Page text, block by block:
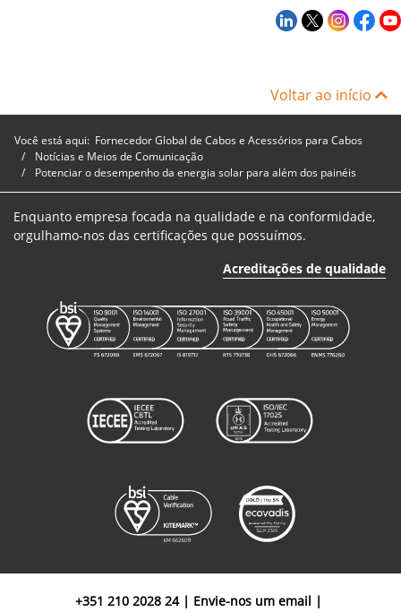
Voltar ao início
Você está aqui: Fornecedor Global de Cabos e Acessórios para Cabos
Notícias e Meios de Comunicação
Potenciar o desempenho da energia solar para além dos painéis
Enquanto empresa focada na qualidade e na conformidade,
orgulhamo-nos das certificações que possuímos.
Acreditações de qualidade
+351 210 2028 24| Envie-nos um email |